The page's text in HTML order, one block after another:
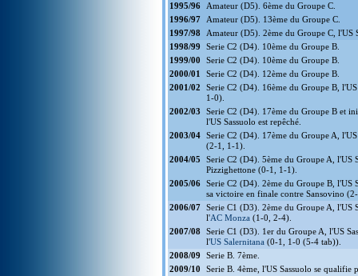
1995/96
Amateur (D5). 6ème du Groupe C.
1996/97
Amateur (D5). 13ème du Groupe C.
1997/98
Amateur (D5). 2ème du Groupe C, l'US
1998/99
Serie C2 (D4). 10ème du Groupe B.
1999/00
Serie C2 (D4). 10ème du Groupe B.
2000/01
Serie C2 (D4). 12ème du Groupe B.
2001/02
Serie C2 (D4). 16ème du Groupe B,
1-0).
2002/03
Serie C2 (D4). 17ème du Groupe B et
l'US Sassuolo est repêché.
2003/04 Serie C2 (D4). 17ème du Groupe A,
(2-1, 1-1).
2004/05
Serie C2 (D4). 5ème du Groupe A, l'US
Pizzighettone (0-1, 1-1).
2005/06 Serie C2 (D4). 2ème du Groupe B, l'US
sa victoire en finale contre Sansovino
2006/07 Serie C1 (D3). 2ème du Groupe A, l'US
l'AC Monza (1-0, 2-4).
2007/08 Serie C1 (D3). 1er du Groupe A, l'US
l'US Salernitana (0-1, 1-0 (5-4 tab)).
2008/09
Serie B. 7ème.
2009/10
Serie B. 4ème, l'US Sassuolo se